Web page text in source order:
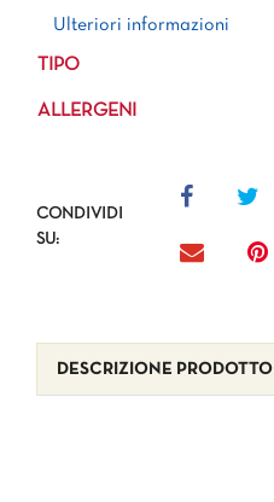
Ulteriori informazioni
Ulteriori informazioni
TIPO
ALLERGENI
CONDIVIDI
SU:
DESCRIZIONE PRODOTTO